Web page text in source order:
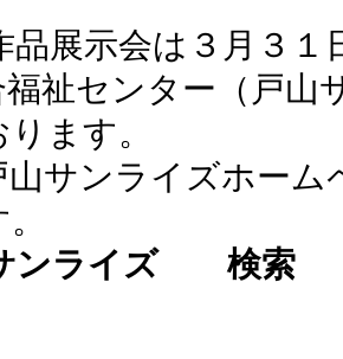
展示会は３月３１
祉センター（戸山
ます。
山サンライズホー
ンライズ 検索